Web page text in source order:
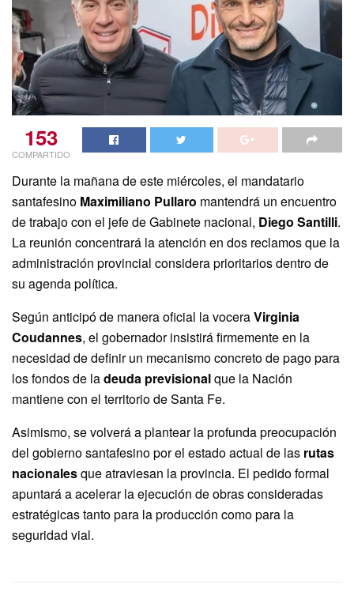
153
COMPARTIDO
Durante la mañana de este miércoles, el mandatario
santafesino Maximiliano Pullaro mantendrá un encuentro
de trabajo con el jefe de Gabinete nacional, Diego Santilli.
La reunión concentrará la atención en dos reclamos que la
administración provincial considera prioritarios dentro de
su agenda política.
Según anticipó de manera oficial la voceraVirginia
Coudannes, el gobernador insistirá firmemente en la
necesidad de definir un mecanismo concreto de pago para
los fondos de ladeuda previsionalque la Nación
mantiene con el territorio de Santa Fe.
Asimismo, se volverá a plantear la profunda preocupación
del gobierno santafesino por el estado actual de las rutas
nacionalesque atraviesan la provincia. El pedido formal
apuntará a acelerar la ejecución de obras consideradas
estratégicas tanto para la producción como para la
seguridad vial.